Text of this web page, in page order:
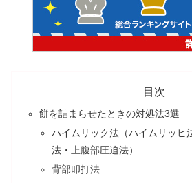
目次
餅を詰まらせたときの対処法3選
ハイムリック法（ハイムリッヒ
法・上腹部圧迫法）
背部叩打法